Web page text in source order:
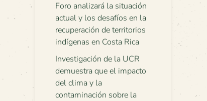
Foro analizará la situación
actual y los desafíos en la
recuperación de territorios
indígenas en Costa Rica
Investigación de la UCR
demuestra que el impacto
del clima y la
contaminación sobre la